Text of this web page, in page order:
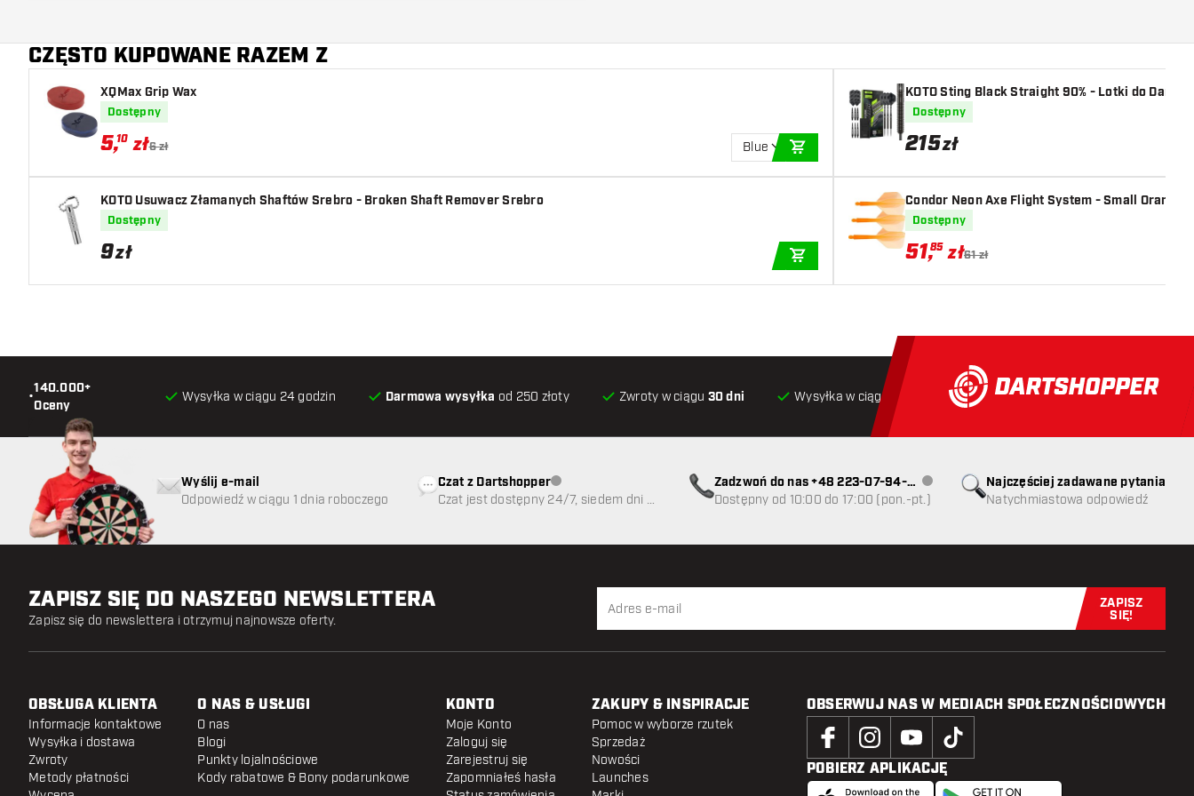
Długość trzonka
CZĘSTO KUPOWANE RAZEM Z
XQMax Grip Wax
Dostępny
5,10 zł6 zł Blue
KOTO Usuwacz Złamanych Shaftów Srebro - Broken Shaft Remover Srebro
Dostępny
9zł
KOTO Sting Black Straight 90% - Lotki do Darta
Dostępny
215zł
Condor Neon Axe Flight System - Small Orange
Dostępny
51,85 zł61 zł
•
140.000+
Oceny
Wysyłka w ciągu 24 godzin Darmowa wysyłka od 250 złoty Zwroty w ciągu 30 dni Wysyłka w ciągu 24 godzin Darmowa wysyłka od 250 złoty
Najczęściej zadawane pytania
Natychmiastowa odpowiedź
Wyślij e-mail
Odpowiedź w ciągu 1 dnia roboczego
Czat z DartshopperObsługa klienta niedostępna
Czat jest dostępny 24/7, siedem dni w
Zadzwoń do nas +48 223-07-94-
89
Obsługa klienta niedostępna
Dostępny od 10:00 do 17:00 (pon.-pt.)
ZAPISZ SIĘ DO NASZEGO NEWSLETTERA
Zapisz się do newslettera i otrzymuj najnowsze oferty.
Zapisz się
ZAPISZ
SIĘ!
OBSŁUGA KLIENTA
Informacje kontaktowe
Wysyłka i dostawa
Zwroty
Metody płatności
O NAS & USŁUGI
O nas
Blogi
Punkty lojalnościowe
Kody rabatowe & Bony podarunkowe
KONTO
Moje Konto
Zaloguj się
Zarejestruj się
Zapomniałeś hasła
ZAKUPY & INSPIRACJE
Pomoc w wyborze rzutek
Sprzedaż
Nowości
Launches
OBSERWUJ NAS W MEDIACH SPOŁECZNOŚCIOWYCH
POBIERZ APLIKACJĘ